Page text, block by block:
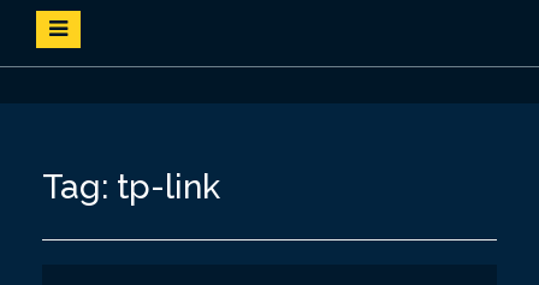
Tag: tp-link